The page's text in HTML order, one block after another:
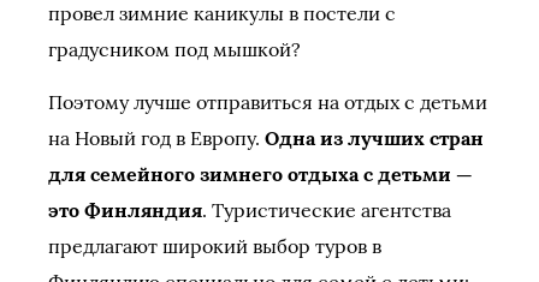
провел зимние каникулы в постели с
градусником под мышкой?
Поэтому лучше отправиться на отдых с детьми
на Новый год в Европу. Одна из лучших стран
для семейного зимнего отдыха с детьми —
это Финляндия. Туристические агентства
предлагают широкий выбор туров в